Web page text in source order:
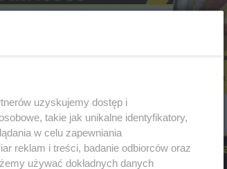
uzyskujemy dostęp i
takie jak unikalne identyfikatory,
w celu zapewniania
reklam i treści, badanie odbiorców oraz
używać dokładnych danych